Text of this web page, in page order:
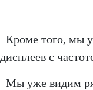
Кроме того, мы
дисплеев с
Мы уже видим